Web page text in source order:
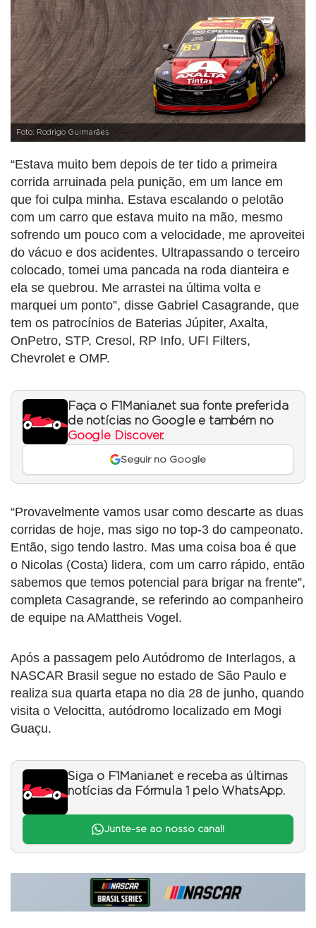
Foto: Rodrigo Guimarães
“Estava muito bem depois de ter tido a primeira
corrida arruinada pela punição, em um lance em
que foi culpa minha. Estava escalando o pelotão
com um carro que estava muito na mão, mesmo
sofrendo um pouco com a velocidade, me aproveitei
do vácuo e dos acidentes. Ultrapassando o terceiro
colocado, tomei uma pancada na roda dianteira e
ela se quebrou. Me arrastei na última volta e
marquei um ponto”, disse Gabriel Casagrande, que
tem os patrocínios de Baterias Júpiter, Axalta,
OnPetro, STP, Cresol, RP Info, UFI Filters,
Chevrolet e OMP.
Faça o F1Mania.net sua fonte preferida
de notícias no Google e também no
Google Discover.
Seguir no Google
“Provavelmente vamos usar como descarte as duas
corridas de hoje, mas sigo no top-3 do campeonato.
Então, sigo tendo lastro. Mas uma coisa boa é que
o Nicolas (Costa) lidera, com um carro rápido, então
sabemos que temos potencial para brigar na frente”,
completa Casagrande, se referindo ao companheiro
de equipe na AMattheis Vogel.
Após a passagem pelo Autódromo de Interlagos, a
NASCAR Brasil segue no estado de São Paulo e
realiza sua quarta etapa no dia 28 de junho, quando
visita o Velocitta, autódromo localizado em Mogi
Guaçu.
Siga o F1Mania.net e receba as últimas
notícias da Fórmula 1 pelo WhatsApp.
Junte-se ao nosso canal!